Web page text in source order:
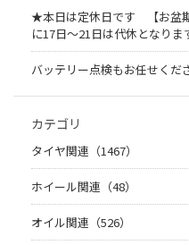
★本日は定休日です 【お盆
に17日～21日は代休となりま
バッテリー点検もお任せくだ
カテゴリ
タイヤ関連（1467）
ホイール関連（48）
オイル関連（526）